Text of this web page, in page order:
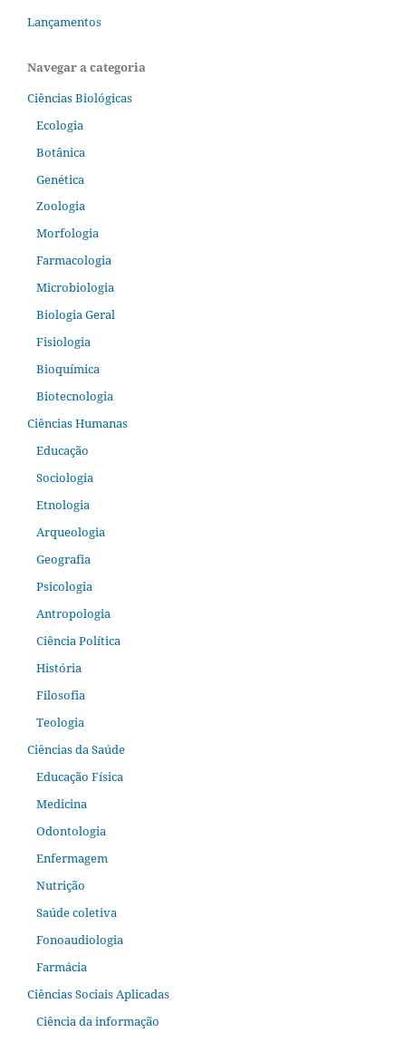
Lançamentos
Navegar a categoria
Ciências Biológicas
Ecologia
Botânica
Genética
Zoologia
Morfologia
Farmacologia
Microbiologia
Biologia Geral
Fisiologia
Bioquímica
Biotecnologia
Ciências Humanas
Educação
Sociologia
Etnologia
Arqueologia
Geografia
Psicologia
Antropologia
Ciência Política
História
Filosofia
Teologia
Ciências da Saúde
Educação Física
Medicina
Odontologia
Enfermagem
Nutrição
Saúde coletiva
Fonoaudiologia
Farmácia
Ciências Sociais Aplicadas
Ciência da informação